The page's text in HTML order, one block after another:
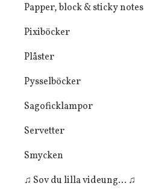
Papper, block & sticky notes
Pixiböcker
Plåster
Pysselböcker
Sagoficklampor
Servetter
Smycken
♫ Sov du lilla videung... ♫